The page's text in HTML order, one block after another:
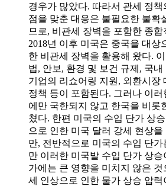
경우가 많았다. 따라서 관세 정
점을 맞춘 대응은 불필요한 불확
므로, 비관세 장벽을 포함한 종
2018년 이후 미국은 중국을 대상
한 비관세 장벽을 활용해 왔다.
법, 안보, 환경 및 보건 규제, 국내
기업의 리쇼어링 지원, 외환시장
정책 등이 포함된다. 그러나 이
에만 국한되지 않고 한국을 비롯
쳤다. 한편 미국의 수입 단가 상
으로 인한 미국 달러 강세 현상을
만, 전반적으로 미국의 수입 단
만 이러한 미국발 수입 단가 상
가에는 큰 영향을 미치지 않은
세 인상으로 인한 물가 상승 압력